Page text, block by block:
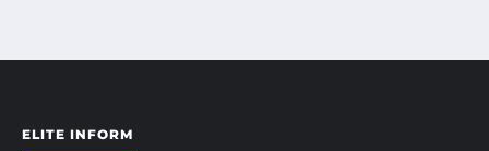
ELITE INFORM